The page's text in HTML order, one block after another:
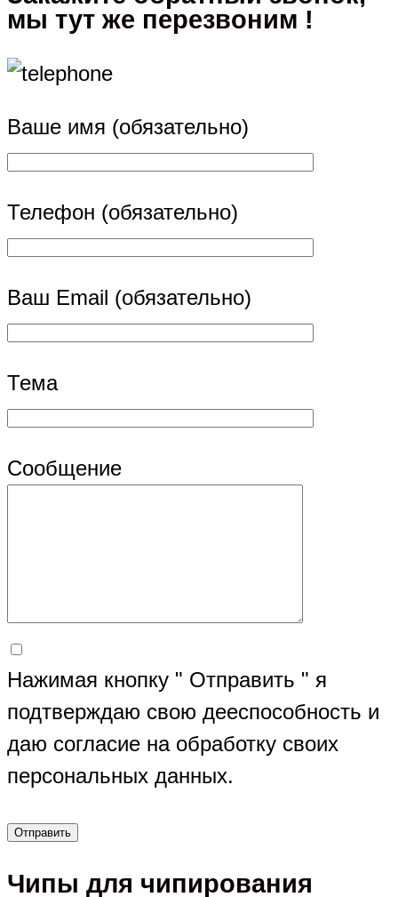
мы тут же перезвоним !
Ваше имя (обязательно)
Телефон (обязательно)
Ваш Email (обязательно)
Тема
Сообщение
Нажимая кнопку " Отправить " я
подтверждаю свою дееспособность и
даю согласие на обработку своих
персональных данных.
Чипы для чипирования